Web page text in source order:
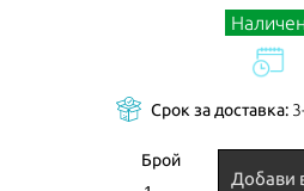
Наличен
Срок за доставка:
Брой
Добави